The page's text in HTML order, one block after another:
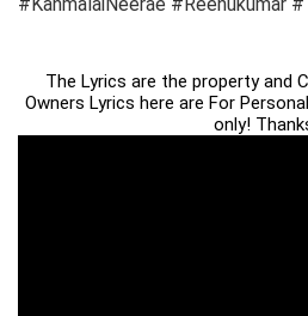
The Lyrics are the property and
Owners Lyrics here are For
only!